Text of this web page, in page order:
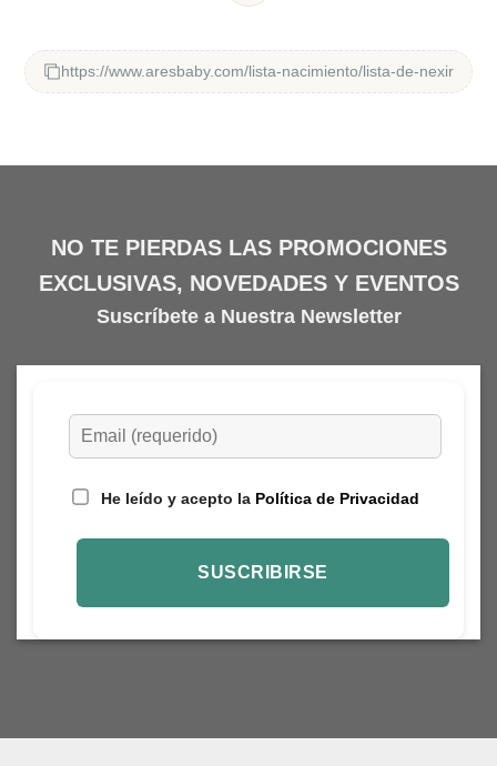
https://www.aresbaby.com/lista-nacimiento/lista-de-nexir
NO TE PIERDAS LAS PROMOCIONES
EXCLUSIVAS, NOVEDADES Y EVENTOS
Suscríbete a Nuestra Newsletter
He leído y acepto la Política de Privacidad